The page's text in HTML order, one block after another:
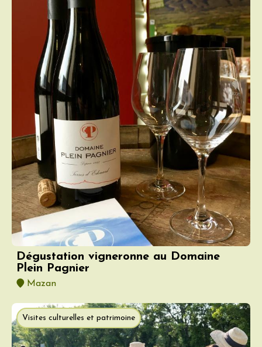
Dégustation vigneronne au Domaine
Plein Pagnier
Mazan
Visites culturelles et patrimoine